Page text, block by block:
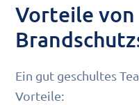
Vorteile von
Ein gut geschultes
Vorteile: